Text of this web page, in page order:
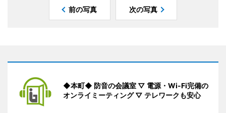
前の写真 次の写真
◆本町◆ 防音の会議室 ▽ 電源・Wi-Fi完備の
オンライミーティング ▽ テレワークも安心